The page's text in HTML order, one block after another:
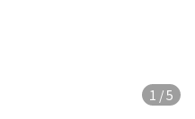
1 / 5